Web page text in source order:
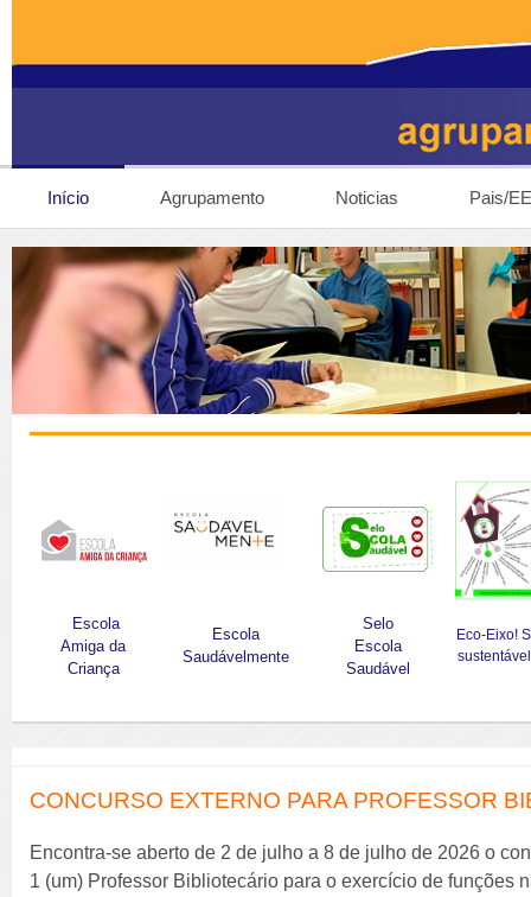
Início Agrupamento Noticias Pais/EE
Escola
Amiga da
Criança
Escola
Saudávelmente
Selo
Escola
Saudável
Eco-Eixo!
CONCURSO EXTERNO PARA PROFESSOR
Encontra-se aberto de 2 de julho a 8 de julho de 2026 o
1 (um) Professor Bibliotecário para o exercício de funções